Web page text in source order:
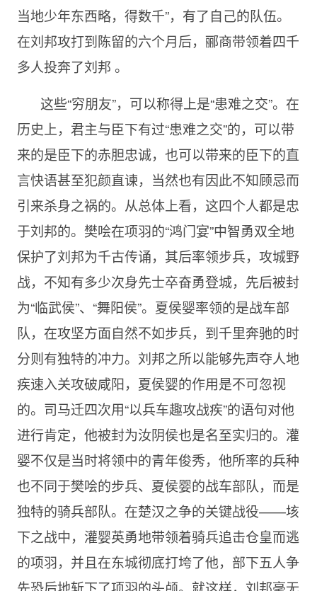
当地少年东西略，得数千”，有了自己的队伍。
在刘邦攻打到陈留的六个月后，郦商带领着四千
多人投奔了刘邦 。
这些“穷朋友”，可以称得上是“患难之交”。在
历史上，君主与臣下有过“患难之交”的，可以带
来的是臣下的赤胆忠诚，也可以带来的臣下的直
言快语甚至犯颜直谏，当然也有因此不知顾忌而
引来杀身之祸的。从总体上看，这四个人都是忠
于刘邦的。樊哙在项羽的“鸿门宴”中智勇双全地
保护了刘邦为千古传诵，其后率领步兵，攻城野
战，不知有多少次身先士卒奋勇登城，先后被封
为“临武侯”、“舞阳侯”。夏侯婴率领的是战车部
队，在攻坚方面自然不如步兵，到千里奔驰的时
分则有独特的冲力。刘邦之所以能够先声夺人地
疾速入关攻破咸阳，夏侯婴的作用是不可忽视
的。司马迁四次用“以兵车趣攻战疾”的语句对他
进行肯定，他被封为汝阴侯也是名至实归的。灌
婴不仅是当时将领中的青年俊秀，他所率的兵种
也不同于樊哙的步兵、夏侯婴的战车部队，而是
独特的骑兵部队。在楚汉之争的关键战役——垓
下之战中，灌婴英勇地带领着骑兵追击仓皇而逃
的项羽，并且在东城彻底打垮了他，部下五人争
先恐后地斩下了项羽的头颅。就这样，刘邦毫无